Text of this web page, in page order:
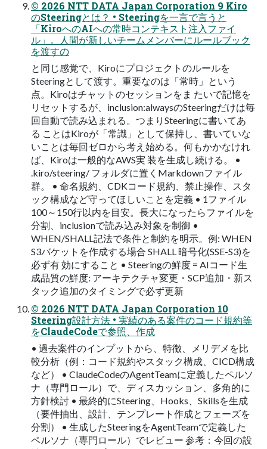
© 2026 NTT DATA Japan Corporation 9 Kiro
のSteeringとは？ • Steeringを一言で言うと
「KiroへのAIへの常時コンテキスト注入ファイ
ル」。人間が新しいチームメンバーにルールブック
を渡すの
と同じ感覚で、Kiroにプロジェクトのルールを
Steeringとして渡す。重要なのは「常時」という
点。Kiroはチャットのセッションをま たいで記憶を
リセットするが、inclusion:alwaysのSteeringだけは毎
回自動で読み込まれる。つまりSteeringに書いてあ
る ことはKiroが「常識」として保持し、書いていな
いことは毎回ゼロから考え始める。何もかかなけれ
ば、Kiroは一般的なAWS実 装を生成し続ける。 •
.kiro/steering/ フォルダに置くMarkdownファイル
群。 • 命名規約、CDKコード規約、禁止操作、スタ
ック構成など守ってほしいことを定義 • 1ファイル
100～150行以内を目安。長大になったらファイルを
分割、inclusionで読み込み対象を制御 •
WHEN/SHALL記法で条件と制約を明示。例: WHEN
S3バケットを作成する場合 SHALL 暗号化(SSE-S3)を
必ず有 効にすること • Steeringの鮮度 = AIコード生
成品質の鮮度: アーキテクチャ変更・SCP追加・新ス
タック追加のタイミングで必ず更新
© 2026 NTT DATA Japan Corporation 10
Steering設計方法 • 実績のある案件のコード規約等
をClaudeCodeで参照、作成
• 過去案件のインプットから、特徴、メリデメを比
較分析（例：コード規約やスタック構成、CICD構成
など） • ClaudeCodeのAgentTeamに定義したペルソ
ナ（専門ロール）で、ディスカッション、多角的に
方針検討 • 最終的にSteering、Hooks、Skillsを生成
（要件抽出、設計、テンプレート作成とフェーズを
分割） • 生成したSteeringをAgentTeamで定義した
ペルソナ（専門ロール）でレビュー 参考：今回の設